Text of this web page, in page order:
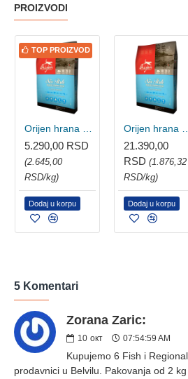
PROIZVODI
TOP PROIZVOD
Orijen hrana za pse 6 Fish 2kg
5.290,00 RSD
(2.645,00
RSD/kg)
Dodaj u korpu
Orijen hrana za
21.390,00
RSD (1.876,32
RSD/kg)
Dodaj u korpu
5 Komentari
Zorana Zaric:
10 окт 07:54:59 AM
Kupujemo 6 Fish i
prodavnici u Belvilu. Pakovanja od 2